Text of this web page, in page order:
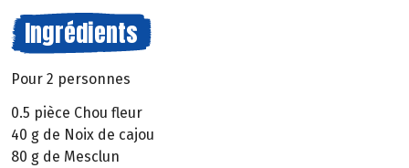
Ingrédients
Pour 2 personnes
0.5 pièce Chou fleur
40 g de Noix de cajou
80 g de Mesclun